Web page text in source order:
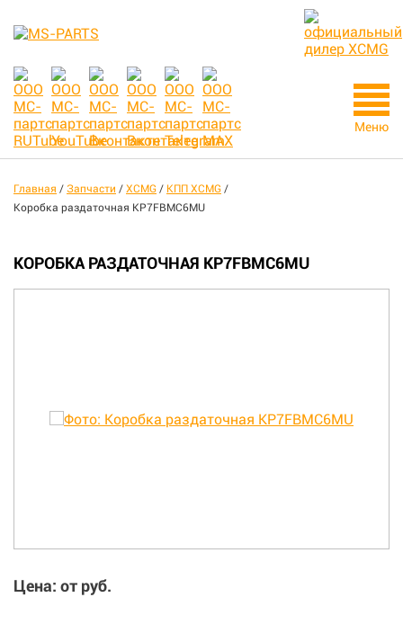
Меню
Главная / Запчасти / XCMG / КПП XCMG /
Коробка раздаточная KP7FBMC6MU
КОРОБКА РАЗДАТОЧНАЯ KP7FBMC6MU
Цена: от руб.